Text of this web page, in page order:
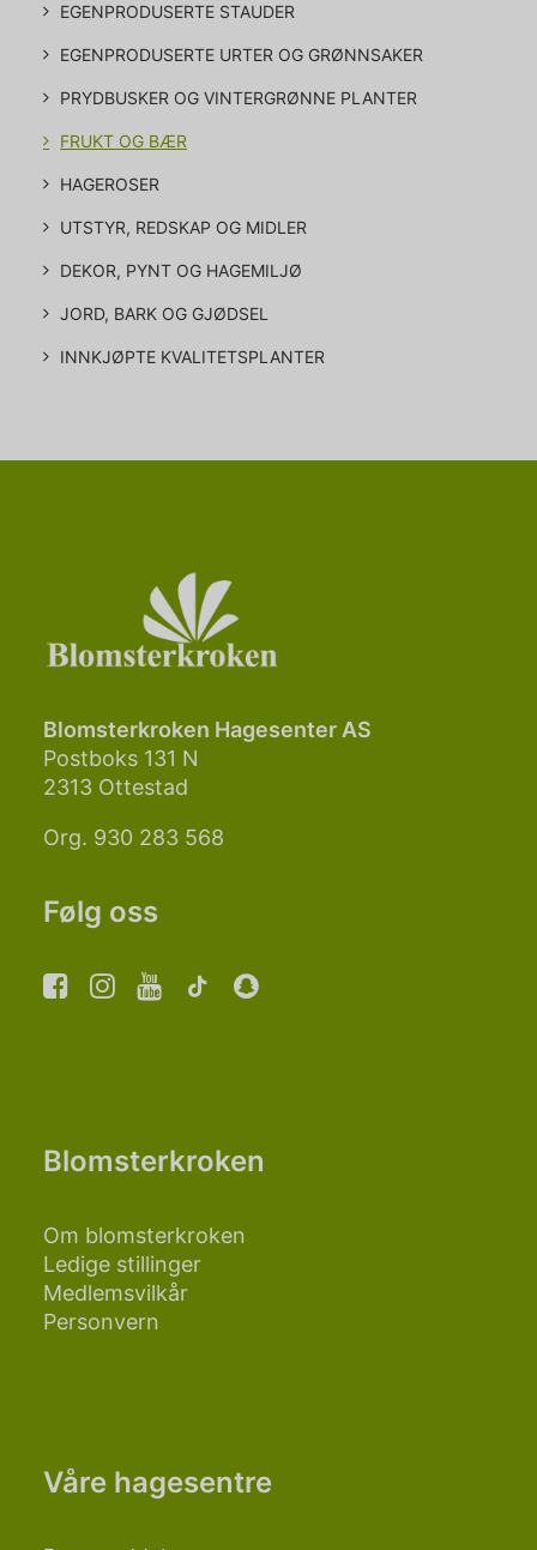
EGENPRODUSERTE STAUDER
EGENPRODUSERTE URTER OG GRØNNSAKER
PRYDBUSKER OG VINTERGRØNNE PLANTER
FRUKT OG BÆR
HAGEROSER
UTSTYR, REDSKAP OG MIDLER
DEKOR, PYNT OG HAGEMILJØ
JORD, BARK OG GJØDSEL
INNKJØPTE KVALITETSPLANTER
Blomsterkroken Hagesenter AS
Postboks 131 N
2313 Ottestad
Org. 930 283 568
Følg oss
Blomsterkroken
Om blomsterkroken
Ledige stillinger
Medlemsvilkår
Personvern
Våre hagesentre